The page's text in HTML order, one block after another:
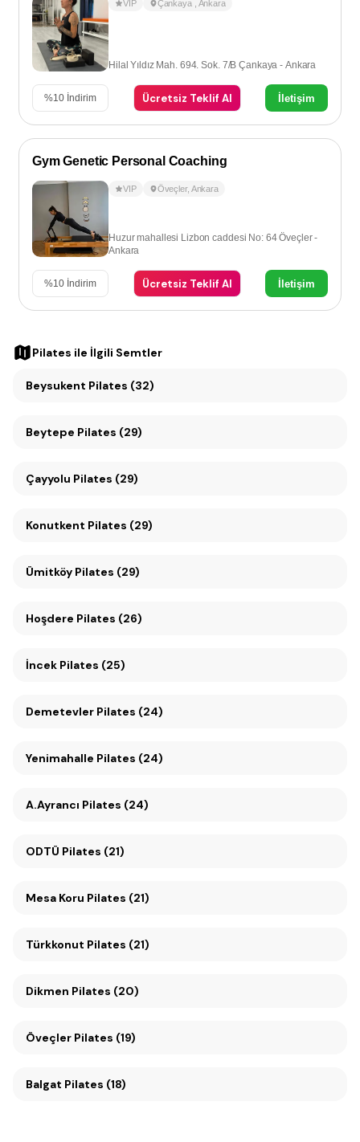
VIP Çankaya Ankara
Hilal Yıldız Mah. 694. Sok. 7/B Çankaya - Ankara
%10 İndirim Ücretsiz Teklif Al İletişim
Gym Genetic Personal Coaching
VIP Öveçler, Ankara
Huzur mahallesi Lizbon caddesi No: 64 Öveçler -
Ankara
%10 İndirim Ücretsiz Teklif Al İletişim
Pilates ile İlgili Semtler
Beysukent Pilates (32)
Beytepe Pilates (29)
Çayyolu Pilates (29)
Konutkent Pilates (29)
Ümitköy Pilates (29)
Hoşdere Pilates (26)
İncek Pilates (25)
Demetevler Pilates (24)
Yenimahalle Pilates (24)
A.Ayrancı Pilates (24)
ODTÜ Pilates (21)
Mesa Koru Pilates (21)
Türkkonut Pilates (21)
Dikmen Pilates (20)
Öveçler Pilates (19)
Balgat Pilates (18)